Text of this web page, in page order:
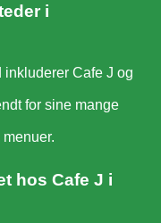
i
inkluderer Cafe J og
for sine mange
hos Cafe J i